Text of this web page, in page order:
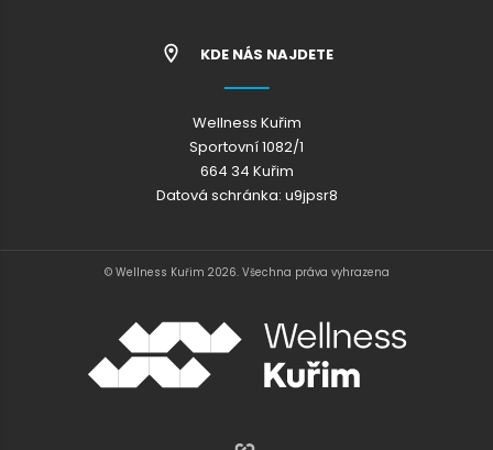
KDE NÁS NAJDETE
Wellness Kuřim
Sportovní 1082/1
664 34 Kuřim
Datová schránka: u9jpsr8
© Wellness Kuřim 2026. Všechna práva vyhrazena